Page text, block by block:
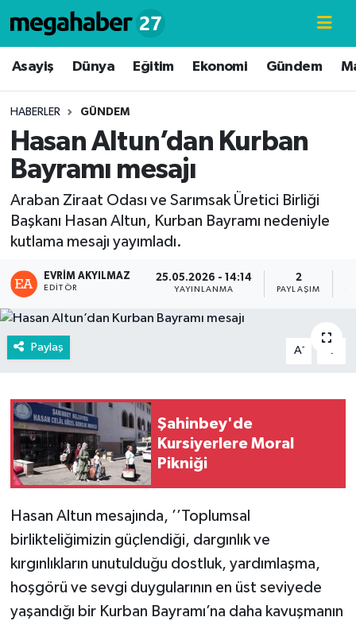
Asayiş Dünya Eğitim Ekonomi Gündem
HABERLER GÜNDEM
Hasan Altun’dan Kurban
Bayramı mesajı
Araban Ziraat Odası ve Sarımsak Üretici Birliği
Başkanı Hasan Altun, Kurban Bayramı nedeniyle
kutlama mesajı yayımladı.
EVRIM AKYILMAZ
EDITÖR
25.05.2026 - 14:14
YAYINLANMA
2
PAYLAŞIM
Paylaş A- A
Şahinbey'de
Kursiyerlere Moral
Pikniği
Hasan Altun mesajında, ’’Toplumsal
birlikteliğimizin güçlendiği, dargınlık ve
kırgınlıkların unutulduğu dostluk, yardımlaşma,
hoşgörü ve sevgi duygularının en üst seviyede
yaşandığı bir Kurban Bayramı’na daha kavuşmanın
Hava Durumu
Süper Lig Puan Durumu ve Fikstür
Tüm Manşetler
Son Dakika Haberleri